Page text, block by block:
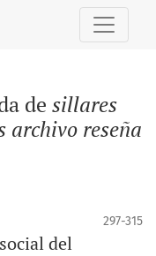
de sillares
archivo reseña
297-315
del